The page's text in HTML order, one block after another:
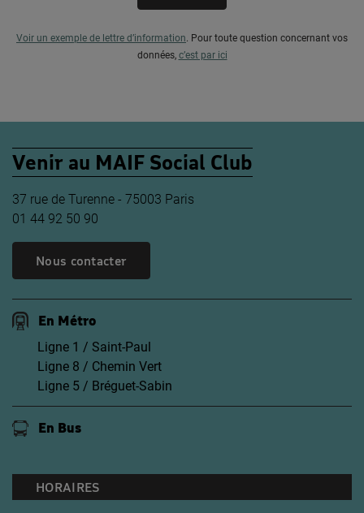
Voir un exemple de lettre d’information. Pour toute question concernant vos
données, c’est par ici
Venir au MAIF Social Club
37 rue de Turenne - 75003 Paris
01 44 92 50 90
Nous contacter
En Métro
Ligne 1 / Saint-Paul
Ligne 8 / Chemin Vert
Ligne 5 / Bréguet-Sabin
En Bus
HORAIRES